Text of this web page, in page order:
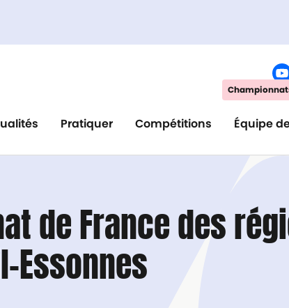
Pratiquer Compétitions Équipe
de France des
Essonnes